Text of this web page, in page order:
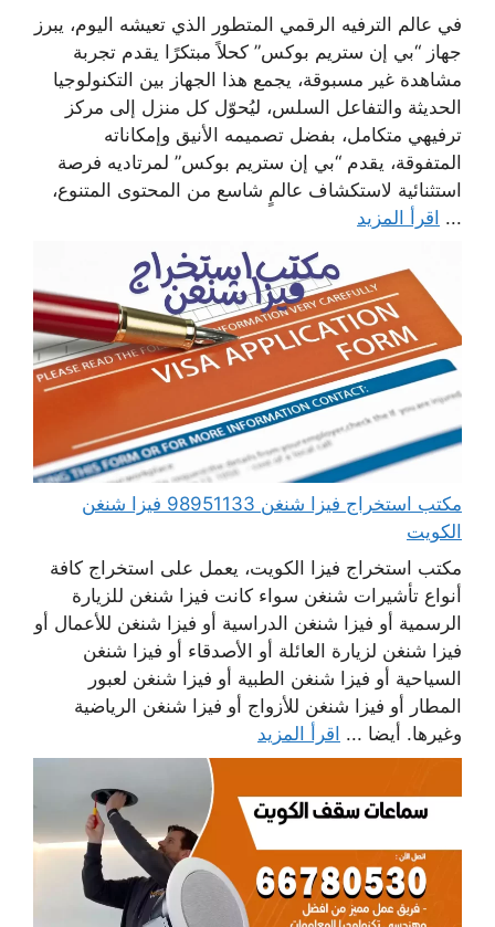
في عالم الترفيه الرقمي المتطور الذي تعيشه اليوم، يبرز
جهاز “بي إن ستريم بوكس” كحلاً مبتكرًا يقدم تجربة
مشاهدة غير مسبوقة، يجمع هذا الجهاز بين التكنولوجيا
الحديثة والتفاعل السلس، ليُحوّل كل منزل إلى مركز
ترفيهي متكامل، بفضل تصميمه الأنيق وإمكاناته
المتفوقة، يقدم “بي إن ستريم بوكس” لمرتاديه فرصة
استثنائية لاستكشاف عالمٍ شاسع من المحتوى المتنوع،
... اقرأ المزيد
مكتب استخراج فيزا شنغن 98951133 فيزا شنغن
الكويت
مكتب استخراج فيزا الكويت، يعمل على استخراج كافة
أنواع تأشيرات شنغن سواء كانت فيزا شنغن للزيارة
الرسمية أو فيزا شنغن الدراسية أو فيزا شنغن للأعمال أو
فيزا شنغن لزيارة العائلة أو الأصدقاء أو فيزا شنغن
السياحية أو فيزا شنغن الطبية أو فيزا شنغن لعبور
المطار أو فيزا شنغن للأزواج أو فيزا شنغن الرياضية
وغيرها. أيضا ... اقرأ المزيد